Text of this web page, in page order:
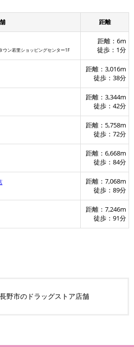
距離
ウン若里ショッピングセンター1F
距離：6m
徒歩：1分
距離：3,016m
徒歩：38分
距離：3,344m
徒歩：42分
距離：5,758m
徒歩：72分
距離：6,668m
徒歩：84分
距離：7,068m
徒歩：89分
距離：7,246m
徒歩：91分
野市のドラッグストア店舗